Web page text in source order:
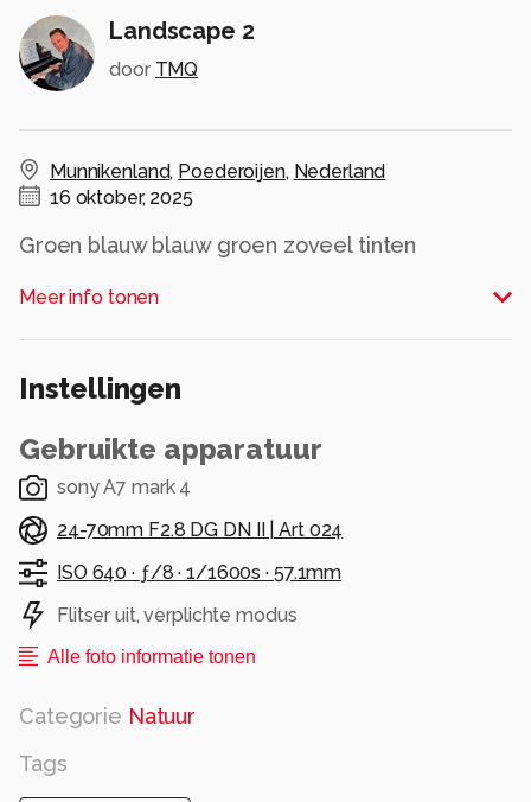
Landscape 2
door TMQ
Munnikenland, Poederoijen, Nederland
16 oktober, 2025
Groen blauw blauw groen zoveel tinten
Alle rechten voorbehouden
Meer info tonen
Instellingen
Gebruikte apparatuur
sony A7 mark 4
24-70mm F2.8 DG DN II | Art 024
ISO 640 · ƒ/8 ·1/1600s · 57.1mm
Flitser uit, verplichte modus
Alle foto informatie tonen
Categorie Natuur
Tags